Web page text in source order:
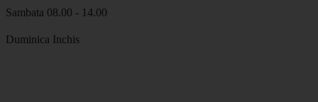
Sambata 08.00 - 14.00
Duminica Inchis